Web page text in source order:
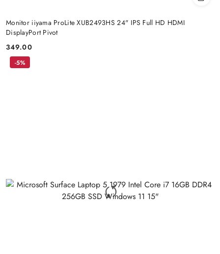
Monitor iiyama ProLite XUB2493HS 24" IPS Full HD HDMI
DisplayPort Pivot
Cena:
349.00
-5%